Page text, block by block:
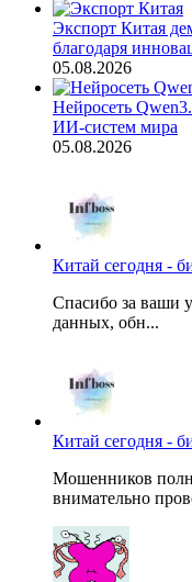
Экспорт Китая
благодаря
05.08.2026
Нейросеть
ИИ-систем мира
05.08.2026
Китай сегодня -
Спасибо за ваши
данных, обн...
Китай сегодня -
Мошенников
внимательно